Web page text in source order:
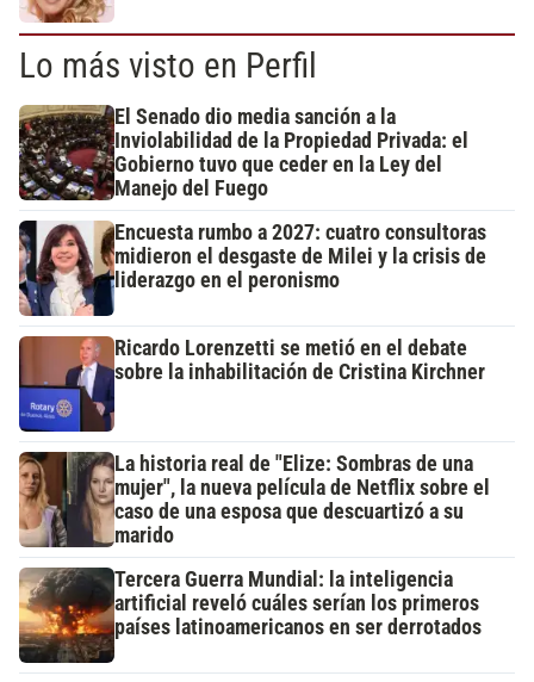
Lo más visto en Perfil
El Senado dio media sanción a la
Inviolabilidad de la Propiedad Privada: el
Gobierno tuvo que ceder en la Ley del
Manejo del Fuego
Encuesta rumbo a 2027: cuatro consultoras
midieron el desgaste de Milei y la crisis de
liderazgo en el peronismo
Ricardo Lorenzetti se metió en el debate
sobre la inhabilitación de Cristina Kirchner
La historia real de "Elize: Sombras de una
mujer", la nueva película de Netflix sobre el
caso de una esposa que descuartizó a su
marido
Tercera Guerra Mundial: la inteligencia
artificial reveló cuáles serían los primeros
países latinoamericanos en ser derrotados